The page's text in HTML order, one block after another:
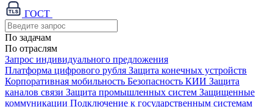
ГОСТ
По задачам
По отраслям
Запрос индивидуального предложения
Платформа цифрового рубля Защита конечных устройств
Корпоративная мобильность Безопасность КИИ Защита
каналов связи Защита промышленных систем Защищенные
коммуникации Подключение к государственным системам